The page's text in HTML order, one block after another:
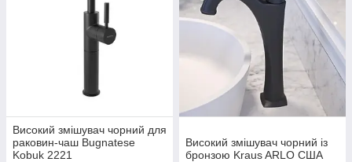
Високий змішувач чорний для
раковин-чаш Bugnatese
Kobuk 2221
Високий змішувач чорний із
бронзою Kraus ARLO США